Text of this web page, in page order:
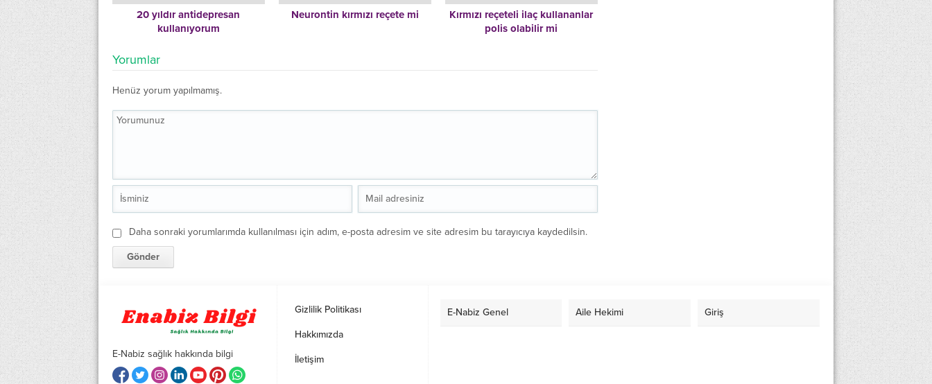
20 yıldır antidepresan
kullanıyorum
Neurontin kırmızı reçete mi
Kırmızı reçeteli ilaç kullananlar
polis olabilir mi
Yorumlar
Henüz yorum yapılmamış.
Daha sonraki yorumlarımda kullanılması için adım, e-posta adresim ve site adresim bu tarayıcıya kaydedilsin.
E-Nabiz sağlık hakkında bilgi
Gizlilik Politikası
Hakkımızda
İletişim
E-Nabiz Genel Aile Hekimi Giriş